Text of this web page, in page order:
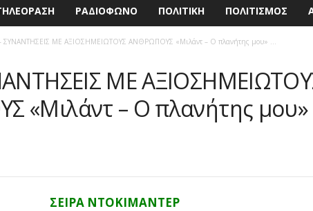
ΡΑΔΙΌΦΩΝΟ ΠΟΛΙΤΙΚΉ ΠΟΛΙΤΙΣΜΌΣ
ΣΥΝΑΝΤΗΣΕΙΣ ΜΕ ΑΞΙΟΣΗΜΕΙΩΤΟΥΣ ΑΝΘΡΩΠΟΥΣ «Μιλάντ – Ο πλανήτης μου» ...
ΜΕ
«Μιλάντ – Ο πλανήτης μου»
ΣΕΙΡΑ ΝΤΟΚΙΜΑΝΤΕΡ